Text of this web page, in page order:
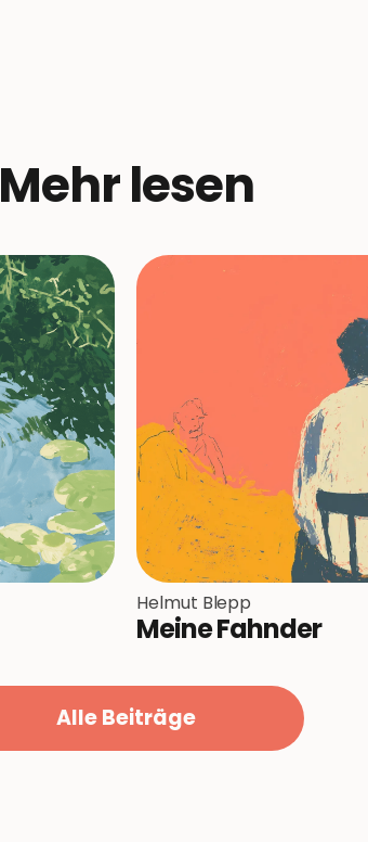
Mehr lesen
Helmut Blepp
Meine Fahnder
Alle Beiträge